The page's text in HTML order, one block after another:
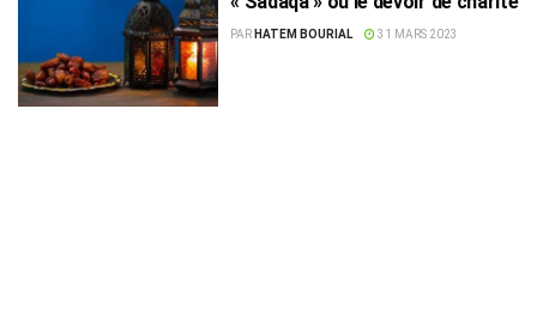
PAR HATEM BOURIAL 31 MARS 2023